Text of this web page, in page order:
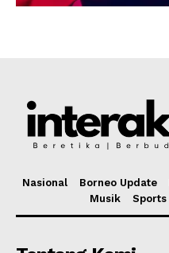
Nasional Borneo Update
Musik
Sports